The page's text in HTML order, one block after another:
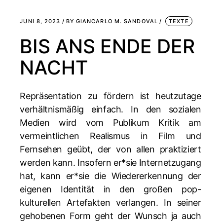
JUNI 8, 2023 BY GIANCARLO M. SANDOVAL TEXTE
BIS ANS ENDE DER
NACHT
Repräsentation zu fördern ist heutzutage
verhältnismäßig einfach. In den sozialen
Medien wird vom Publikum Kritik am
vermeintlichen Realismus in Film und
Fernsehen geübt, der von allen praktiziert
werden kann. Insofern er*sie Internetzugang
hat, kann er*sie die Wiedererkennung der
eigenen Identität in den großen pop-
kulturellen Artefakten verlangen. In seiner
gehobenen Form geht der Wunsch ja auch